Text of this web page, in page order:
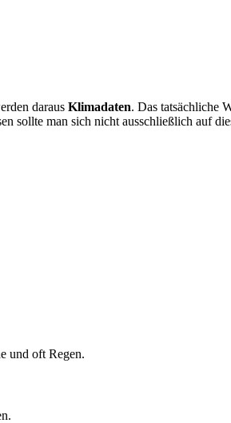
daraus Klimadaten. Das tatsächliche
sollte man sich nicht ausschließlich auf
und oft Regen.